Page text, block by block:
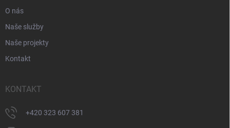
O nás
Naše služby
Naše projekty
Kontakt
KONTAKT
+420 323 607 381